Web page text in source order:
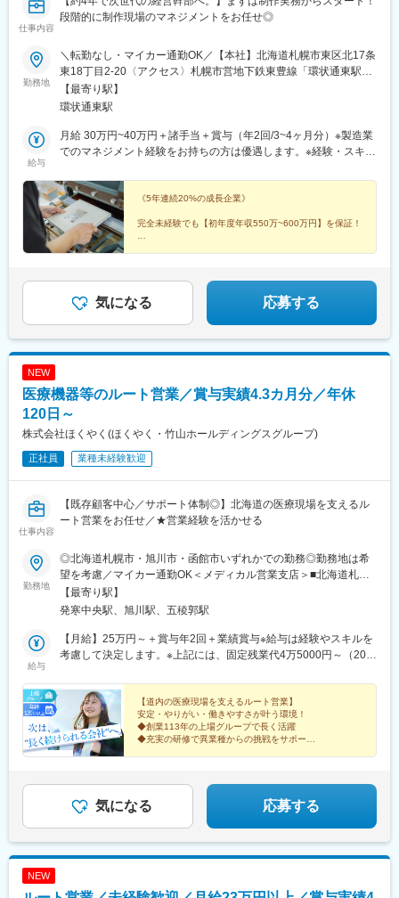
仕事内容
段階的に制作現場のマネジメントをお任せ◎
勤務地
＼転勤なし・マイカー通勤OK／【本社】北海道札幌市東区北17条
東18丁目2-20〈アクセス〉札幌市営地下鉄東豊線「環状通東駅」
徒歩8分
【最寄り駅】
環状通東駅
給与
月給 30万円~40万円＋諸手当＋賞与（年2回/3~4ヶ月分）※製造業
でのマネジメント経験をお持ちの方は優遇します。※経験・スキル
残業手当を支給いたします。※試用期間：3ヶ月（同条件）【想定
年収】550万円~600万円＼キャリアアップに応じて昇給のチャン
スあり／■マネジメント職：年収700万円~800万円■経営幹部：年
収1,000万円~「若いうちから稼ぎたい」というあなたの意欲を、
当社は全力で受け止めます！
《5年連続20%の成長企業》
完全未経験でも【初年度年収550万~600万円】を保証！
新社長の右腕として、将来は【年収1,000万円】の幹部
へ！
気になる 応募する
NEW
医療機器等のルート営業／賞与実績4.3カ月分／年休
120日～
株式会社ほくやく(ほくやく・竹山ホールディングスグループ)
正社員 業種未経験歓迎
仕事内容
【既存顧客中心／サポート体制◎】北海道の医療現場を支えるル
ート営業をお任せ／★営業経験を活かせる
勤務地
◎北海道札幌市・旭川市・函館市いずれかでの勤務◎勤務地は希
望を考慮／マイカー通勤OK＜メディカル営業支店＞■北海道札幌
市西区発寒10条3丁目1番1号・JR「発寒中央駅」より徒歩2分＜
メディカル営業支店／旭川駐在＞■北海道旭川市宮下通12丁目3番
■北海道函館市吉川町5番41号・「函館バス亀田駅」より徒歩4分※
受動喫煙対策：オフィス内禁煙
【最寄り駅】
発寒中央駅、旭川駅、五稜郭駅
給与
【月給】25万円～＋賞与年2回＋業績賞与※給与は経験やスキルを
考慮して決定します。※上記には、固定残業代4万5000円～（20時
【道内の医療現場を支えるルート営業】
安定・やりがい・働きやすさが叶う環境！
◆創業113年の上場グループで長く活躍
◆充実の研修で異業種からの挑戦をサポート
気になる 応募する
NEW